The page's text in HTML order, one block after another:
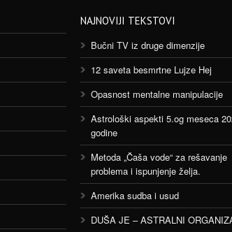
NAJNOVIJI TEKSTOVI
Bučni TV iz druge dimenzije
12 saveta besmrtne Lujze Hej
Opasnost mentalne manipulacije
Astrološki aspekti 5.og meseca
godine
Metoda „Čaša vode“ za rešavanje
problema i ispunjenje želja.
Amerika sudba i usud
DUŠA JE – ASTRALNI